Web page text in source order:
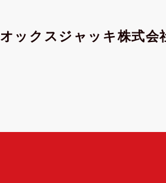
オックスジャッキ株式会